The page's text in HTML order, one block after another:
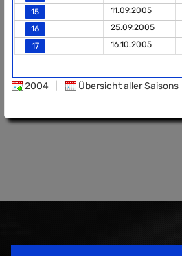
15
11.09.2005
16
25.09.2005
17
16.10.2005
2004 Übersicht aller Saisons